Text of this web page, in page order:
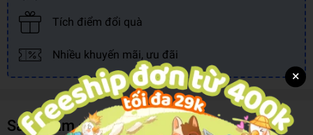
Tích điểm đổi quà
Nhiều khuyến mãi, ưu đãi
Sản phẩm cùng loại
×